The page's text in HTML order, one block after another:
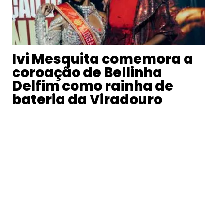
Ivi Mesquita comemora a
coroação de Bellinha
Delfim como rainha de
bateria da Viradouro